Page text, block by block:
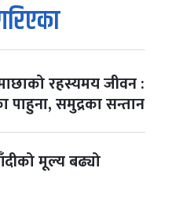
रहस्यमय जीवन :
पाहुना, समुद्रका सन्तान
मूल्य बढ्यो